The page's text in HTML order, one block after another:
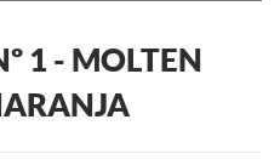
1 - MOLTEN